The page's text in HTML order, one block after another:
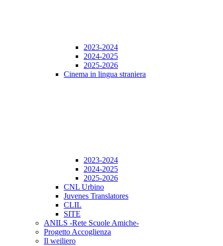
2023-2024
2024-2025
2025-2026
Cinema in lingua straniera
2023-2024
2024-2025
2025-2026
CNL Urbino
Juvenes Translatores
CLIL
SITE
ANILS -Rete Scuole Amiche-
Progetto Accoglienza
Il weiliero